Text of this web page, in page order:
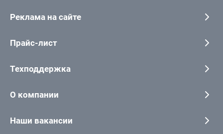
Реклама на сайте
Прайс-лист
Техподдержка
О компании
Наши вакансии